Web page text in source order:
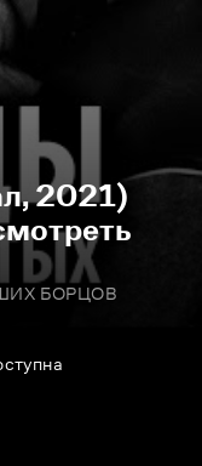
2021)
БОРЦОВ